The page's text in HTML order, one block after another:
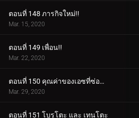
ตอนที่ 148 ภารกิจใหม่!!
Mar. 15, 2020
ตอนที่ 149 เพื่อน!!
Mar. 22, 2020
ตอนที่ 150 คุณค่าของเอซที่ซ่อนอยู่
Mar. 29, 2020
ตอนที่ 151 โบรูโตะ และ เทนโตะ